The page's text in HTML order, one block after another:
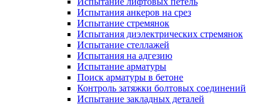
Испытания анкеров на срез
Испытание стремянок
Испытания диэлектрических стремянок
Испытание стеллажей
Испытания на адгезию
Испытание арматуры
Поиск арматуры в бетоне
Контроль затяжки болтовых соединений
Испытание закладных деталей